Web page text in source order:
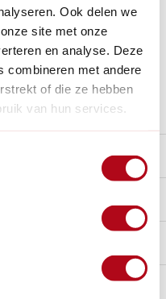
Ook delen we
site met onze
en analyse. Deze
combineren met andere
of die ze hebben
van hun services.
België en Nederland.*
tuinliefhebbers
bij ons op!